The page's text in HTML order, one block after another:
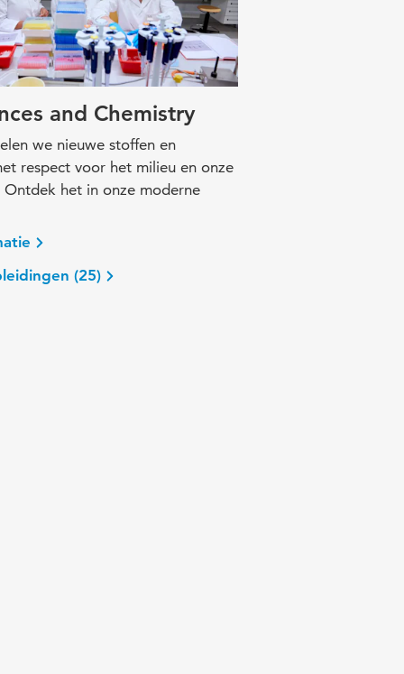
and Chemistry
we nieuwe stoffen en
respect voor het milieu en onze
Ontdek het in onze moderne
(25)